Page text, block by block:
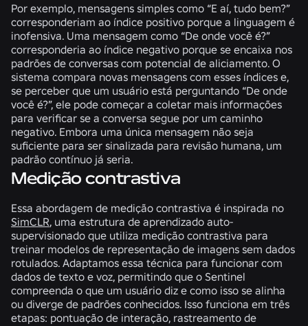
Por exemplo, mensagens simples como “E aí, tudo bem?”
corresponderiam ao índice positivo porque a linguagem é
inofensiva. Uma mensagem como “De onde você é?”
corresponderia ao índice negativo porque se encaixa nos
padrões de conversas com potencial de aliciamento. O
sistema compara novas mensagens com esses índices e,
se perceber que um usuário está perguntando “De onde
você é?”, ele pode começar a coletar mais informações
para verificar se a conversa segue por um caminho
negativo. Embora uma única mensagem não seja
suficiente para ser sinalizada para revisão humana, um
padrão contínuo já seria.
Medição contrastiva
Essa abordagem de medição contrastiva é inspirada no
SimCLR, uma estrutura de aprendizado auto-
supervisionado que utiliza medição contrastiva para
treinar modelos de representação de imagens sem dados
rotulados. Adaptamos essa técnica para funcionar com
dados de texto e voz, permitindo que o Sentinel
compreenda o que um usuário diz e como isso se alinha
ou diverge de padrões conhecidos. Isso funciona em três
etapas: pontuação de interação, rastreamento de